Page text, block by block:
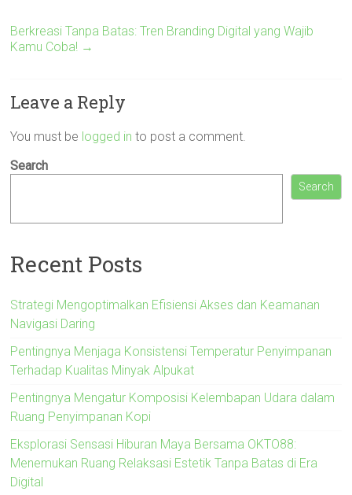
Berkreasi Tanpa Batas: Tren Branding Digital yang Wajib
Kamu Coba! →
Leave a Reply
You must be logged in to post a comment.
Search
Search
Recent Posts
Strategi Mengoptimalkan Efisiensi Akses dan Keamanan
Navigasi Daring
Pentingnya Menjaga Konsistensi Temperatur Penyimpanan
Terhadap Kualitas Minyak Alpukat
Pentingnya Mengatur Komposisi Kelembapan Udara dalam
Ruang Penyimpanan Kopi
Eksplorasi Sensasi Hiburan Maya Bersama OKTO88:
Menemukan Ruang Relaksasi Estetik Tanpa Batas di Era
Digital